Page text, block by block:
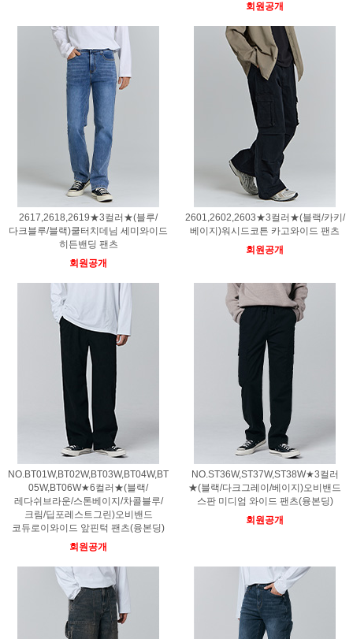
회원공개
2617,2618,2619★3컬러★(블루/
다크블루/블랙)쿨터치데님 세미와이드
히든밴딩 팬츠
회원공개
2601,2602,2603★3컬러★(블랙/카키/
베이지)워시드코튼 카고와이드 팬츠
회원공개
NO.BT01W,BT02W,BT03W,BT04W,BT
05W,BT06W★6컬러★(블랙/
레다쉬브라운/스톤베이지/차콜블루/
크림/딥포레스트그린)오비밴드
코듀로이와이드 앞핀턱 팬츠(융본딩)
회원공개
NO.ST36W,ST37W,ST38W★3컬러
★(블랙/다크그레이/베이지)오비밴드
스판 미디엄 와이드 팬츠(융본딩)
회원공개